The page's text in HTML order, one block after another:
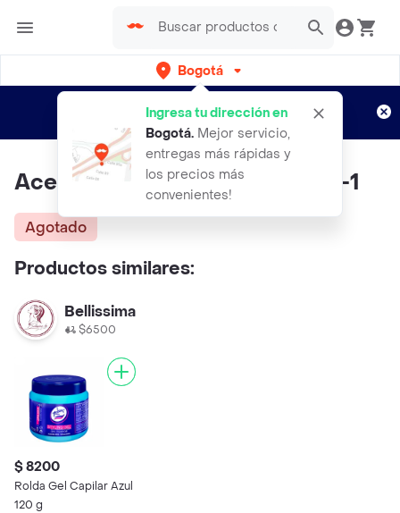
Bogotá
Ingresa tu dirección en
Bogotá. Mejor servicio,
entregas más rápidas y
los precios más
convenientes!
envíos gratis por semanas
Aplican TyC
Aceite De Ricino X 35 Ml Color-1
Agotado
Productos similares:
Bellissima
$6500
$ 8200
Rolda Gel Capilar Azul
120 g